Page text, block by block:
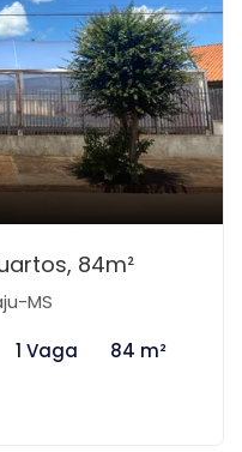
84m²
MS
1 Vaga 84 m²